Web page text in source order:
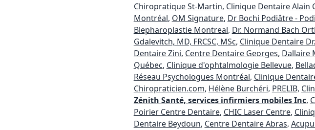
Chiropratique St-Martin, Clinique Dentaire Alain
Montréal, OM Signature, Dr Bochi Podiâtre -
Blepharoplastie Montreal, Dr. Normand Bach
Gdalevitch, MD, FRCSC, MSc, Clinique Dentaire
Dentaire Zini, Centre Dentaire Georges, Dallaire
Québec, Clinique d'ophtalmologie Bellevue,
Réseau Psychologues Montréal, Clinique
Chiropraticien.com, Hélène Burchéri, PRELIB,
Zénith Santé, services infirmiers mobiles Inc,
Poirier Centre Dentaire, CHIC Laser Centre,
Dentaire Beydoun, Centre Dentaire Abras,